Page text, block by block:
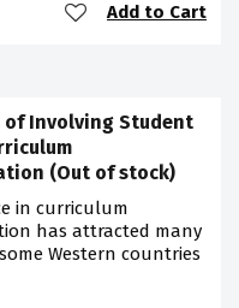
Add to Cart
of Involving Student
(Out of stock)
in curriculum
has attracted many
Western countries